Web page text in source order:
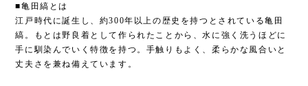
■亀田縞とは
江戸時代に誕生し、約300年以上の歴史を持つとされている亀田
縞。もとは野良着として作られたことから、水に強く洗うほどに
手に馴染んでいく特徴を持つ。手触りもよく、柔らかな風合いと
丈夫さを兼ね備えています。